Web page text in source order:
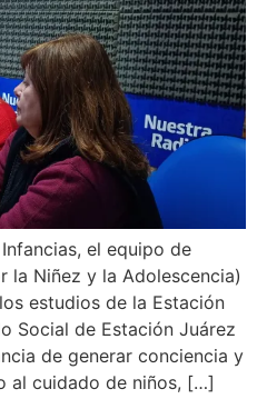
el equipo de
la Niñez y la Adolescencia)
estudios de la Estación
Social de Estación Juárez
de generar conciencia y
al cuidado de niños, […]